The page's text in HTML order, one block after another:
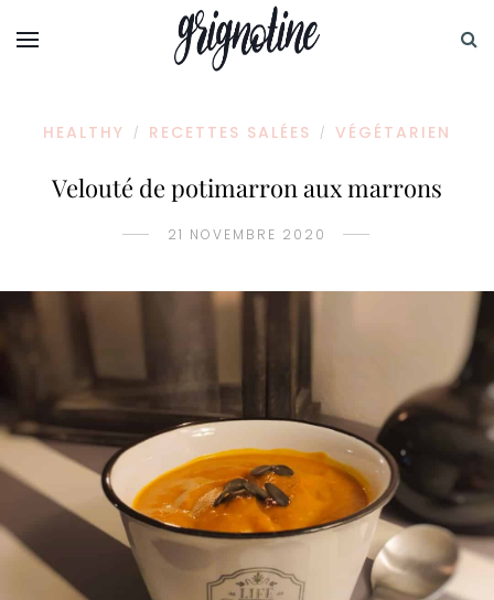
HEALTHY / RECETTES SALÉES / VÉGÉTARIEN
Velouté de potimarron aux marrons
21 NOVEMBRE 2020